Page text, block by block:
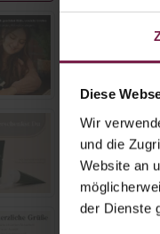
Diese
Wir
und die
Website an
der Dienste